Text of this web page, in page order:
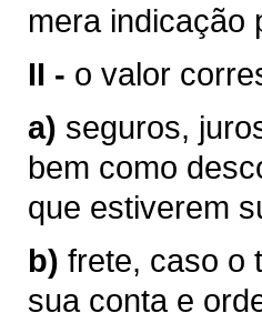
mera indicação
II - o valor
a) seguros,
bem como
que estiverem
b) frete, caso o
sua conta e